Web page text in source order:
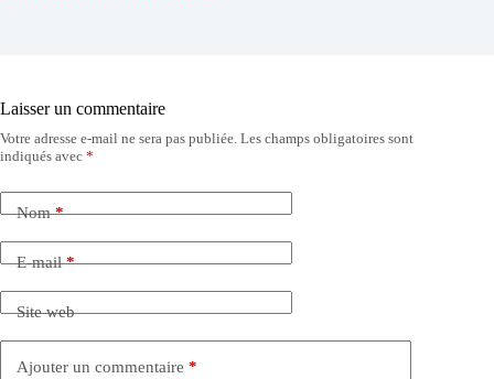
Laisser un commentaire
Votre adresse e-mail ne sera pas publiée. Les champs obligatoires sont
indiqués avec *
Nom*
E-mail*
Site web
Ajouter un commentaire *